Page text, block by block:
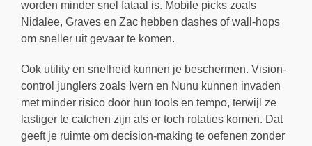
worden minder snel fataal is. Mobile picks zoals
Nidalee, Graves en Zac hebben dashes of wall-hops
om sneller uit gevaar te komen.
Ook utility en snelheid kunnen je beschermen. Vision-
control junglers zoals Ivern en Nunu kunnen invaden
met minder risico door hun tools en tempo, terwijl ze
lastiger te catchen zijn als er toch rotaties komen. Dat
geeft je ruimte om decision-making te oefenen zonder